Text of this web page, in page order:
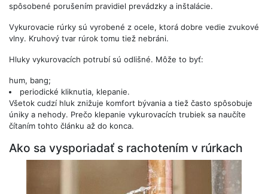
spôsobené porušením pravidiel prevádzky a inštalácie.
Vykurovacie rúrky sú vyrobené z ocele, ktorá dobre vedie zvukové
vlny. Kruhový tvar rúrok tomu tiež nebráni.
Hluky vykurovacích potrubí sú odlišné. Môže to byť:
hum, bang;
periodické kliknutia, klepanie.
Všetok cudzí hluk znižuje komfort bývania a tiež často spôsobuje
úniky a nehody. Prečo klepanie vykurovacích trubiek sa naučíte
čítaním tohto článku až do konca.
Ako sa vysporiadať s rachotením v rúrkach